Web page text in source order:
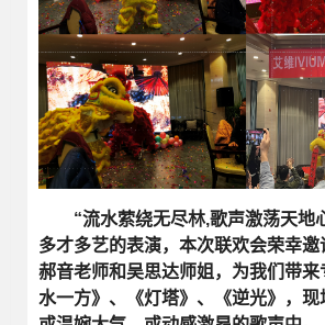
“流水萦绕无尽林,歌声激荡天地
多才多艺的表演，本次联欢会荣幸
郝音老师和吴思达师姐，为我们带
水一方》、《灯塔》、《逆光》，